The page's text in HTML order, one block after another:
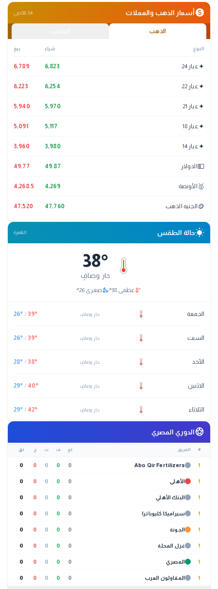
monetization_onأسعار الذهب والعملات 08:54 ص
الذهب
النوع شراء بيع
✦عيار 24 6,823
6,789
✦عيار 22 6,254
6,223
✦عيار 21 5,970
5,940
✦عيار 18 5,117
5,091
✦عيار 14 3,980
3,960
💵 الدولار 49.87
49.77
🥇 الأونصة 4,269
4,268.5
🪙 الجنيه الذهب 47,760
47,520
wb_sunnyحالة الطقس القاهرة
38°
حار وصافٍ
thermostatعظمى 38
°
nights_stayصغرى 26
°
الجمعة حار وصافٍ 39°
/
26°
السبت حار وصافٍ 39°
/
26°
الأحد حار وصافٍ 38°
/
28°
الاثنين حار وصافٍ 40°
/
29°
الثلاثاء حار وصافٍ 42°
/
29°
sports_soccerالدوري المصري
# الفريق لع ف ت خ نق
1
Abo Qir Fertilizers
0
0
0
0
0
1 الأهلي 0
0
0
0
0
1 البنك الأهلي 0
0
0
0
0
1 سيراميكا كليوباترا 0
0
0
0
0
1 الجونة 0
0
0
0
0
1 غزل المحلة 0
0
0
0
0
1 المصري 0
0
0
0
0
1 المقاولون العرب 0
0
0
0
0